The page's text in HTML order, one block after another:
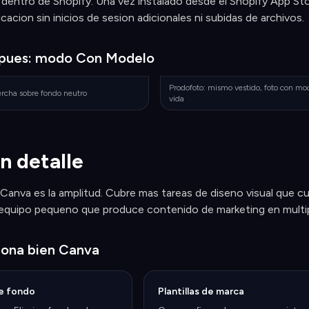
sin inicios de sesion adicionales ni subidas de archivos.
modo Con Modelo
sobre fondo neutro
Prodofoto: mismo vestido, foto con
vida
detalle
es la amplitud. Cubre mas tareas de diseno visual que
pequeno que produce contenido de marketing en
bien Canva
fondo
Plantillas de marca